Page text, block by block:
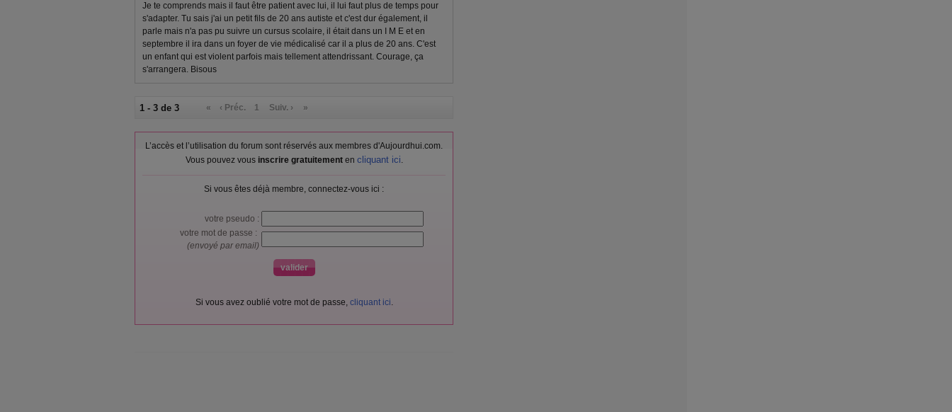
Je te comprends mais il faut être patient avec lui, il lui faut plus de temps pour
s'adapter. Tu sais j'ai un petit fils de 20 ans autiste et c'est dur également, il
parle mais n'a pas pu suivre un cursus scolaire, il était dans un I M E et en
septembre il ira dans un foyer de vie médicalisé car il a plus de 20 ans. C'est
un enfant qui est violent parfois mais tellement attendrissant. Courage, ça
s'arrangera. Bisous
1 - 3 de 3 « ‹ Préc. 1 Suiv. › »
L’accès et l’utilisation du forum sont réservés aux membres d'Aujourdhui.com.
Vous pouvez vous inscrire gratuitementen cliquant ici.
Si vous êtes déjà membre, connectez-vous ici :
votre pseudo :
votre mot de passe :
(envoyé par email)
Si vous avez oublié votre mot de passe, cliquant ici.